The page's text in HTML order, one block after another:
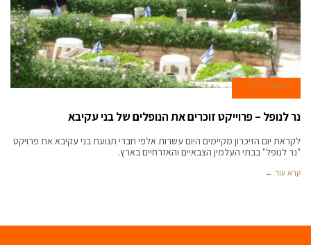
1 במאי 2017
נר לנופל – פרוייקט זוכרים את הנופלים של בני עקיבא
לקראת יום הזיכרון מקיימים היום עשרות אלפי חברי תנועת בני עקיבא את פרויקט
"נר לנופל" בבתי העלמין הצבאיים והאזרחיים בארץ.
קרא עוד ←